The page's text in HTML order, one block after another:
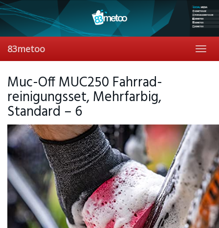
Skip
to
content
83metoo
Muc-Off MUC250 Fahrrad-
reinigungsset, Mehrfarbig,
Standard – 6